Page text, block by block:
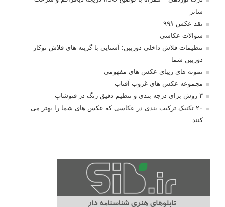
شاتر
نقد عکس #۹۹
سوالات عکاسی
تنظیمات فلاش داخلی دوربین: آشنایی با گزینه های فلاش توکار
دوربین شما
نمونه های زیبای عکس های مفهومی
مجموعه عکس های غروب آفتاب
۳ روش برای درجه بندی و تنظیم دقیق رنگ در فتوشاپ
۲۰ تکنیک ترکیب بندی در عکاسی که عکس های شما را بهتر می
کنند